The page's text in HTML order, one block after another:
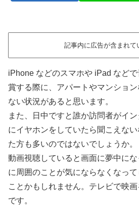
記事内に広告が含まれて
iPhone などのスマホや iPad など
賞する際に、アパートやマンショ
ない状況があると思います。
また、日中ですと誰か訪問者がイ
にイヤホンをしていたら聞こえな
た方も多いのではないでしょうか。
動画視聴していると画面に夢中に
に周囲のことが気にならなくなっ
ことかもしれません。テレビで映
です。